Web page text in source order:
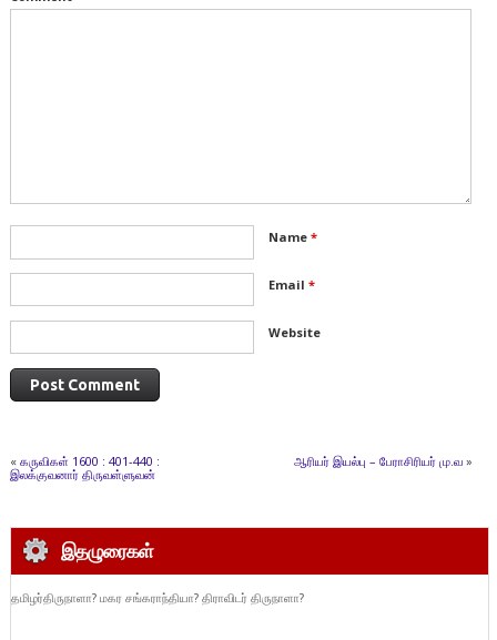
Name *
Email *
Website
« கருவிகள் 1600 : 401-440 :
இலக்குவனார் திருவள்ளுவன்
ஆரியர் இயல்பு – பேராசிரியர் மு.வ »
இதழுரைகள்
தமிழர்திருநாளா? மகர சங்கராந்தியா? திராவிடர் திருநாளா?